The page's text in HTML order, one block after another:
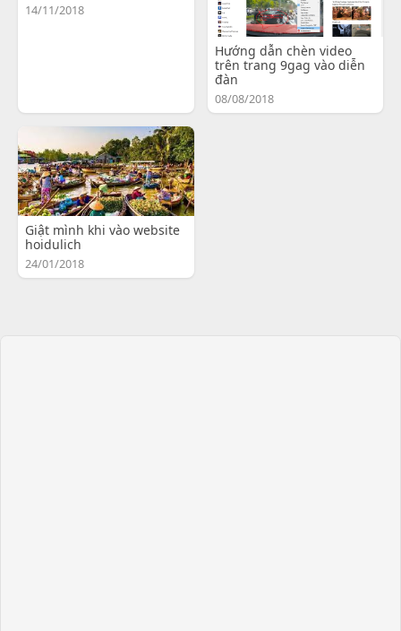
14/11/2018
Hướng dẫn chèn video
trên trang 9gag vào diễn
đàn
08/08/2018
Giật mình khi vào website
hoidulich
24/01/2018